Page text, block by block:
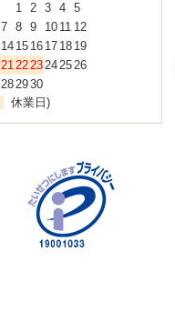
1 2 3 4 5
7 8 9 10 11 12
14 15 16 17 18 19
212223242526
282930
休業日)